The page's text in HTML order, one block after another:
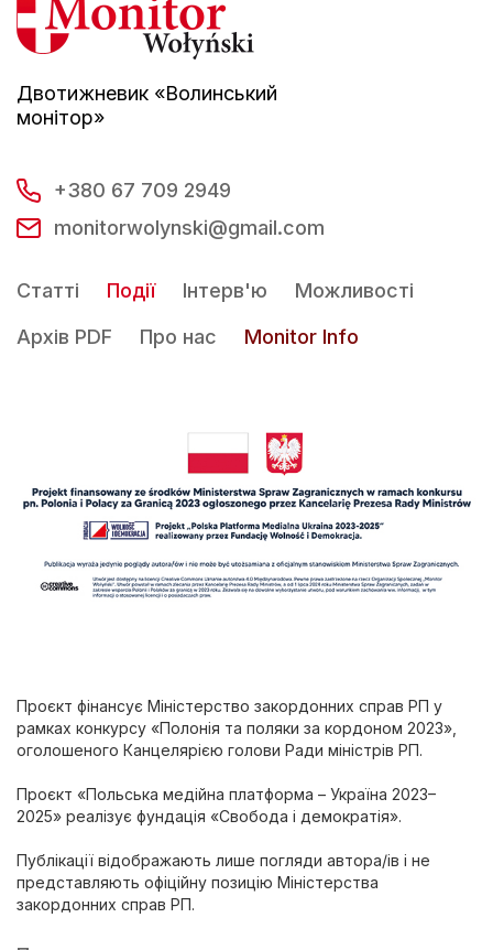
Двотижневик «Волинський
монітор»
+380 67 709 2949
monitorwolynski@gmail.com
Статті Події Інтерв'ю
Можливості
Архів PDF
Про нас Monitor Info
Проєкт фінансує Міністерство закордонних справ РП у
рамках конкурсу «Полонія та поляки за кордоном 2023»,
оголошеного Канцелярією голови Ради міністрів РП.
Проєкт «Польська медійна платформа – Україна 2023–
2025» реалізує фундація «Свобода і демократія».
Публікації відображають лише погляди автора/ів і не
представляють офіційну позицію Міністерства
закордонних справ РП.